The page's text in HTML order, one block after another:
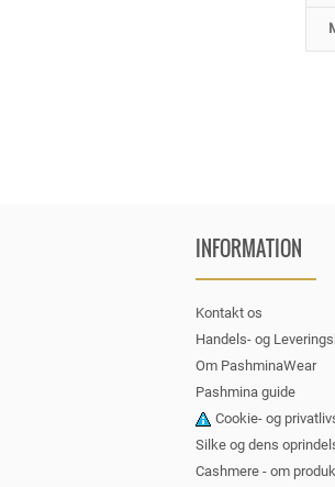
INFORMATION
Kontakt os
Handels- og
Om PashminaWear
Pashmina guide
Cookie- og
Silke og dens
Cashmere - om